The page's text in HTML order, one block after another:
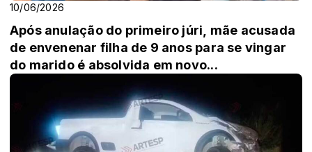
10/06/2026
Após anulação do primeiro júri, mãe acusada
de envenenar filha de 9 anos para se vingar
do marido é absolvida em novo...